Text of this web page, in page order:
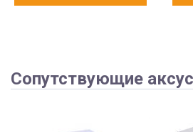
Сопутствующие